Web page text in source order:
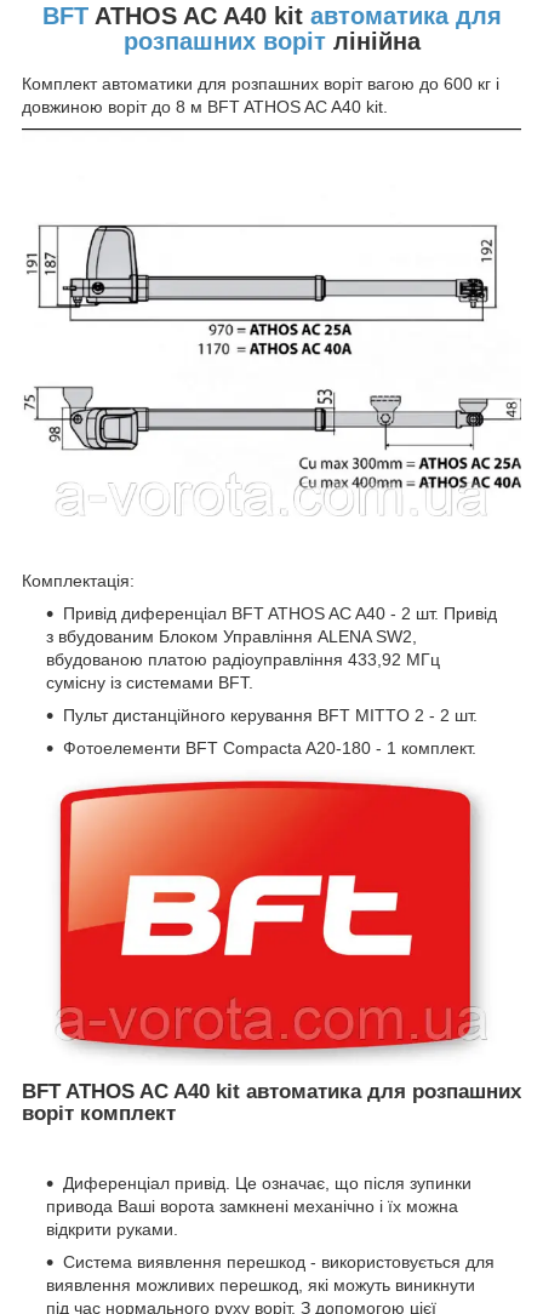
BFTATHOS AC A40 kit автоматика для
розпашних ворітлінійна
Комплект автоматики для розпашних воріт вагою до 600 кг і
довжиною воріт до 8 м BFT ATHOS AC A40 kit.
Комплектація:
Привід диференціал BFT ATHOS AC A40 - 2 шт. Привід
з вбудованим Блоком Управління ALENA SW2,
вбудованою платою радіоуправління 433,92 МГц
сумісну із системами BFT.
Пульт дистанційного керування BFT MITTO 2 - 2 шт.
Фотоелементи BFT Compacta A20-180 - 1 комплект.
BFT ATHOS AC A40 kit автоматика для розпашних
воріт комплект
Диференціал привід. Це означає, що після зупинки
привода Ваші ворота замкнені механічно і їх можна
відкрити руками.
Система виявлення перешкод - використовується для
виявлення можливих перешкод, які можуть виникнути
під час нормального руху воріт. З допомогою цієї